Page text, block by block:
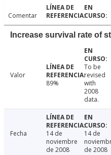
Comentar
Increase survival rate of
Valor
89%
To be
revised
with
2008
data.
Fecha
14 de
noviembre
de 2008
14 de
de 2008